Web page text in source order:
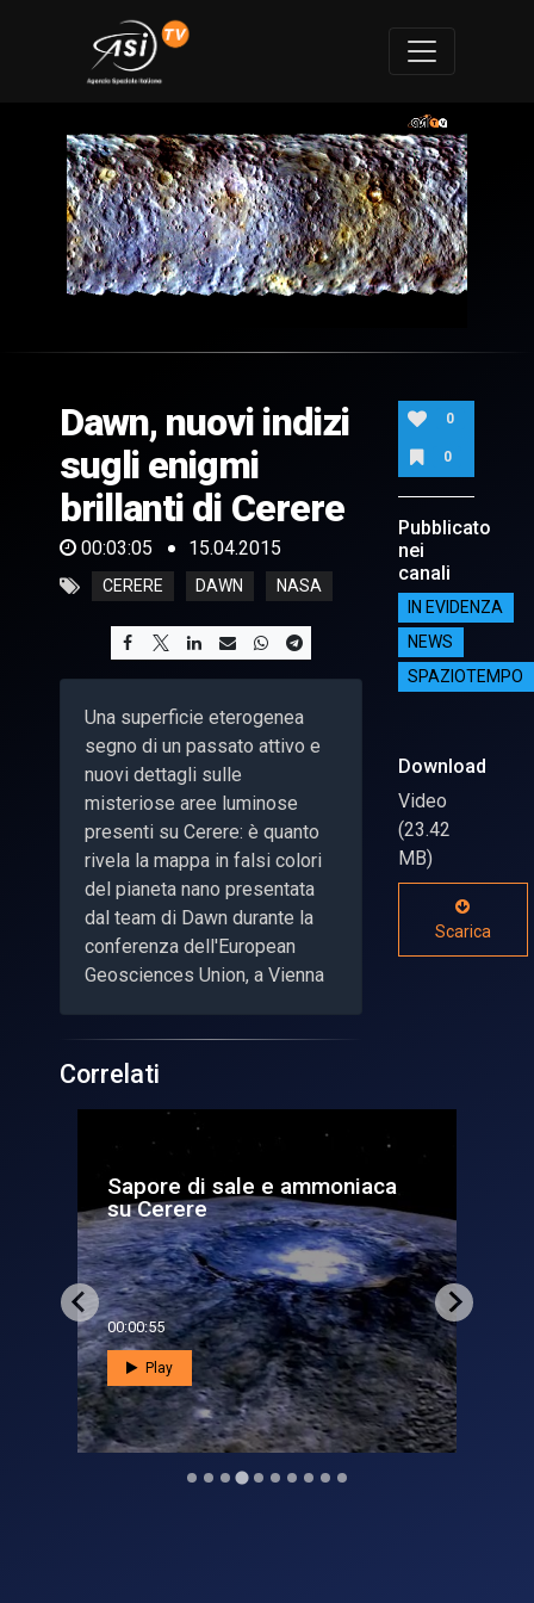
of
5
seconds
Dawn, nuovi indizi
sugli enigmi
brillanti di Cerere
00:03:05 15.04.2015
CERERE DAWN NASA
Una superficie eterogenea
segno di un passato attivo e
nuovi dettagli sulle
misteriose aree luminose
presenti su Cerere: è quanto
rivela la mappa in falsi colori
del pianeta nano presentata
dal team di Dawn durante la
conferenza dell'European
Geosciences Union, a Vienna
0
0
Pubblicato
nei
canali
IN EVIDENZA
NEWS
SPAZIOTEMPO
Download
Video
(23.42
MB)
Scarica
Correlati
Ammirando Cerere
controsole
00:01:13
Play